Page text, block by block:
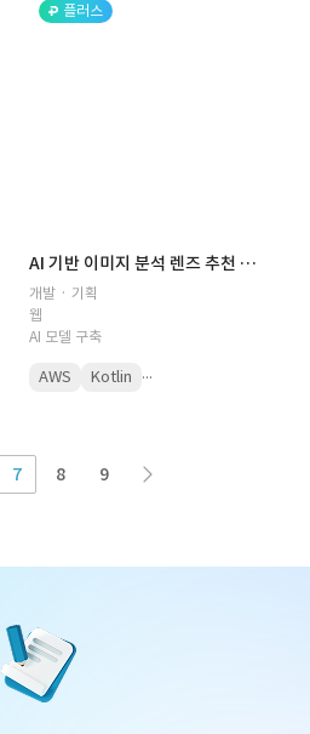
플러스
AI 기반 이미지 분석 렌즈 추천 솔루션
개발 · 기획
웹
AI 모델 구축
AWS Kotlin ...
7 8 9